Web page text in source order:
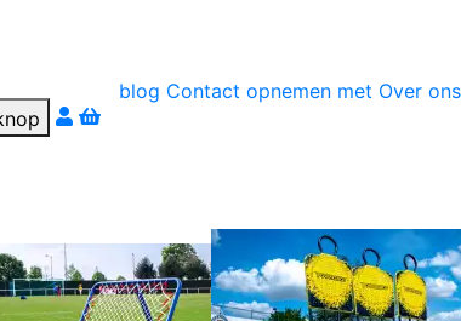
blog Contact opnemen met Over ons